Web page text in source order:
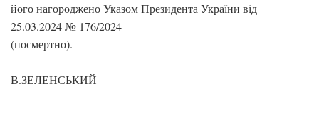
його нагороджено Указом Президента України від
25.03.2024 № 176/2024
(посмертно).
В.ЗЕЛЕНСЬКИЙ